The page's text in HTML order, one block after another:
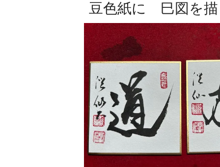
豆色紙に 巳図を